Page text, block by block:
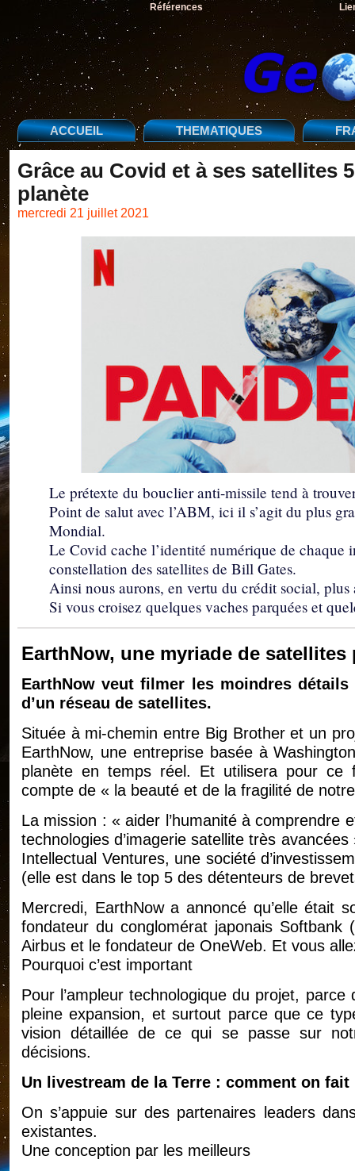
Références
ACCUEIL THEMATIQUES
Grâce au Covid et à ses satellites
planète
mercredi 21 juillet 2021
Le prétexte du bouclier anti-missile tend à
Point de salut avec l’ABM, ici il s’agit du plus
Mondial.
Le Covid cache l’identité numérique de
constellation des satellites de Bill Gates.
Ainsi nous aurons, en vertu du crédit social,
Si vous croisez quelques vaches parquées et
EarthNow, une myriade de
EarthNow veut filmer les moindres
d’un réseau de satellites.
Située à mi-chemin entre Big Brother et un
EarthNow, une entreprise basée à
planète en temps réel. Et utilisera pour ce
compte de « la beauté et de la fragilité de
La mission : « aider l’humanité à comprendre
technologies d’imagerie satellite très
Intellectual Ventures, une société
(elle est dans le top 5 des détenteurs de
Mercredi, EarthNow a annoncé qu’elle était
fondateur du conglomérat japonais Softbank
Airbus et le fondateur de OneWeb. Et vous
Pourquoi c’est important
Pour l’ampleur technologique du projet,
pleine expansion, et surtout parce que ce
vision détaillée de ce qui se passe sur
décisions.
Un livestream de la Terre : comment on
On s’appuie sur des partenaires leaders
existantes.
Une conception par les meilleurs